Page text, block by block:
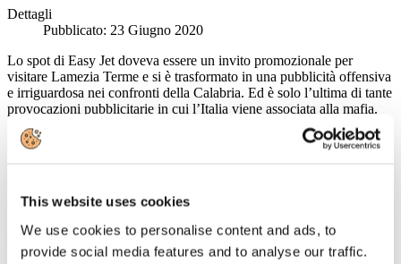
This website uses cookies
We use cookies to personalise content and ads, to
provide social media features and to analyse our traffic.
Dettagli
Pubblicato: 23 Giugno 2020
Lo spot di Easy Jet doveva essere un invito promozionale per
visitare Lamezia Terme e si è trasformato in una pubblicità offensiva
e irriguardosa nei confronti della Calabria. Ed è solo l’ultima di tante
provocazioni pubblicitarie in cui l’Italia viene associata alla mafia.
Leggi tutto...
anche per gli stagionali
Dettagli
Pubblicato: 22 Giugno 2020